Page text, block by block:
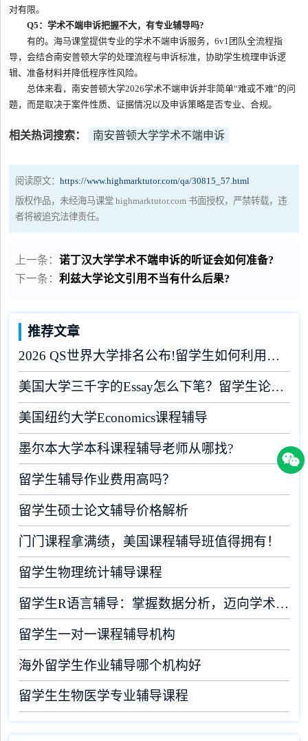
对有限。
Q5：学术不端申诉把握不大，有专业辅导吗?
有的。海马课堂提供专业的学术不端申诉服务，6v1团队全流程指
导，会结合南安普顿大学的处理流程与申诉标准，协助学生梳理申诉逻
辑、准备材料并降低程序性风险。
总体来看，南安普顿大学2026学术不端申诉并非简单“难或不难”的问
题，而是取决于案件性质、证据情况以及申诉策略是否专业、合规。
相关热词搜索： 南安普顿大学学术不端申诉
阅读原文：https://www.highmarktutor.com/qa/30815_57.html
版权作品，未经海马课堂 highmarktutor.com 书面授权，严禁转载，违
者将被追究法律责任。
上一条：诺丁汉大学学术不端申诉的听证会如何准备?
下一条：利兹大学论文引用不当有什么后果?
推荐文章
2026 QS世界大学排名公布!留学生如何利用榜单做好学业规划?
美国大学三千字的Essay怎么下笔？留学生论文辅导
美国纽约大学Economics课程辅导
墨尔本大学本科课程辅导老师从哪找?
留学生辅导作业费用高吗？
留学生硕士论文辅导价格解析
门门课程拿满绩，美国课程辅导班值得拥有！
留学生物理统计辅导课程
留学生R语言辅导：掌握数据分析，迈向学术成功
留学生一对一课程辅导机构
海外留学生作业辅导哪个机构好
留学生生物医学专业辅导课程